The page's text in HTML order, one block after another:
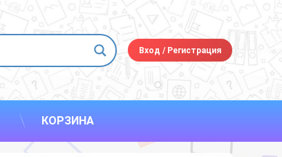
Вход /Регистрация
КОРЗИНА